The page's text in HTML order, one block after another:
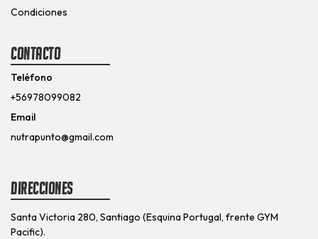
Condiciones
Contacto
Teléfono
+56978099082
Email
nutrapunto@gmail.com
Direcciones
Santa Victoria 280, Santiago (Esquina Portugal, frente GYM
Pacific).